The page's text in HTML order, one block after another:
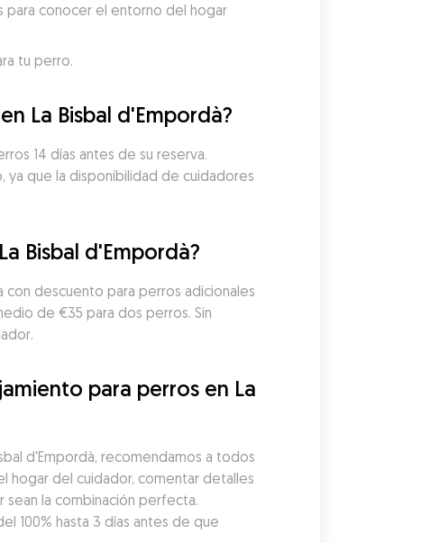
para conocer el entorno del hogar
tu perro.
La Bisbal d'Empordà?
14 días antes de su reserva.
ya que la disponibilidad de cuidadores
Bisbal d'Empordà?
con descuento para perros adicionales
de €35 para dos perros. Sin
para perros en La
d'Empordà, recomendamos a todos
hogar del cuidador, comentar detalles
la combinación perfecta.
100% hasta 3 días antes de que